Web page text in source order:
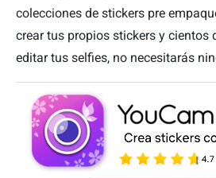
colecciones de stickers pre
crear tus propios stickers y cientos
editar tus selfies, no necesitarás